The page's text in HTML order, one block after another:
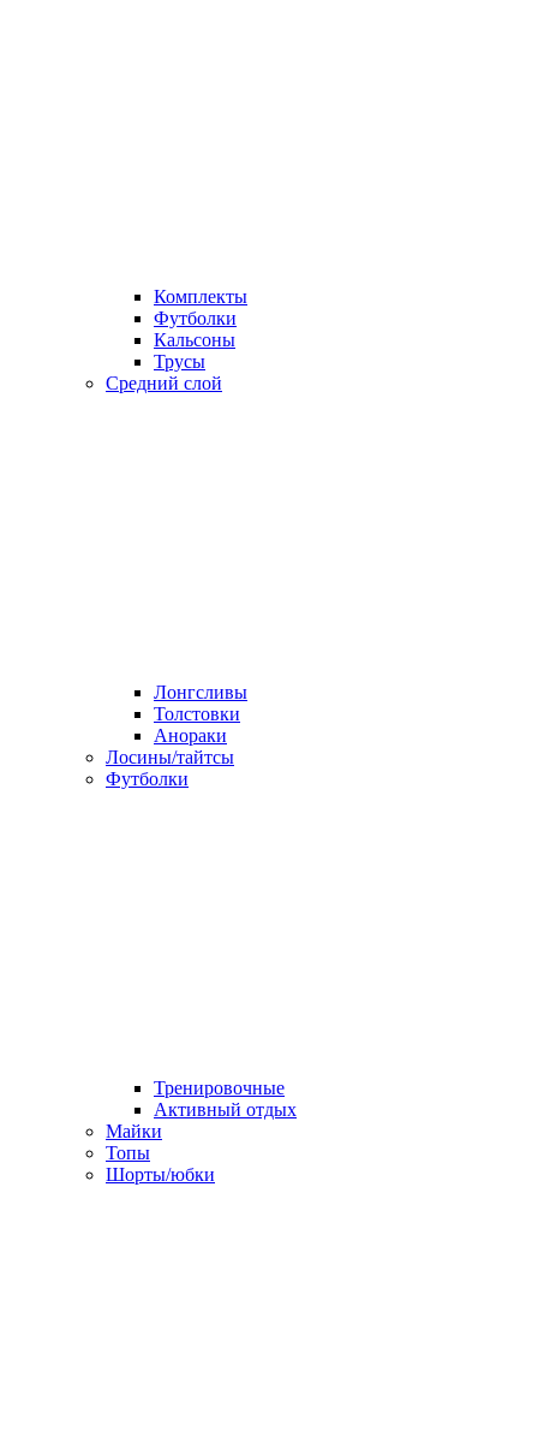
Комплекты
Футболки
Кальсоны
Трусы
Средний слой
Лонгсливы
Толстовки
Анораки
Лосины/тайтсы
Футболки
Тренировочные
Активный отдых
Майки
Топы
Шорты/юбки